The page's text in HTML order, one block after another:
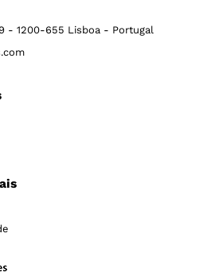
- 1200-655 Lisboa - Portugal